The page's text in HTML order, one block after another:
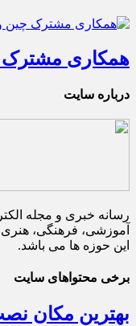
همکاری مشترک
درباره سایت
رسانه خبری و مجله
آموزشی، فرهنگی،
این حوزه ها می باشد.
برخی محتواهای سایت
بهترین مکان